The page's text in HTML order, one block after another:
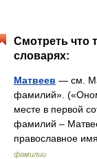
Смотреть что
словарях:
Матвеев — см.
фамилий».
месте в первой
фамилий –
православное
фамилии